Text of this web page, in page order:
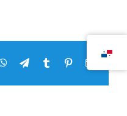
WhatsApp
TelegramTumblrPinterest